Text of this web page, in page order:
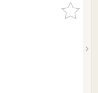
お気に入
りに追加